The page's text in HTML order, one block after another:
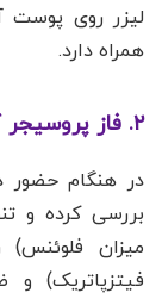
لیزر روی پوست
همراه دارد.
۲. فاز پروسیجر کلینیکال (Clinical Procedure)
در هنگام حضور
بررسی کرده و
میزان
فیتزپاتریک) و